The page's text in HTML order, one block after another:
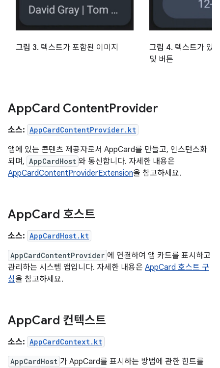
그림 3. 텍스트가 포함된 이미지 그림 4. 텍스트가 있
및 버튼
AppCard ContentProvider
소스: AppCardContentProvider.kt
앱에 있는 콘텐츠 제공자로서 AppCard를 만들고, 인스턴스화
되며, AppCardHost 와 통신합니다. 자세한 내용은
AppCardContentProviderExtension을 참고하세요.
AppCard 호스트
소스: AppCardHost.kt
AppCardContentProvider 에 연결하여 앱 카드를 표시하고
관리하는 시스템 앱입니다. 자세한 내용은 AppCard 호스트 구
성을 참고하세요.
AppCard 컨텍스트
소스: AppCardContext.kt
AppCardHost 가 AppCard를 표시하는 방법에 관한 힌트를